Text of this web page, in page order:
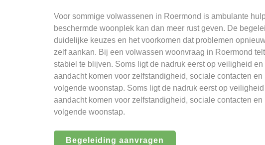
Voor sommige volwassenen in Roermond is ambulante
beschermde woonplek kan dan meer rust geven. De
duidelijke keuzes en het voorkomen dat problemen
zelf aankan. Bij een volwassen woonvraag in Roermond
stabiel te blijven. Soms ligt de nadruk eerst op veiligheid
aandacht komen voor zelfstandigheid, sociale contacten
volgende woonstap. Soms ligt de nadruk eerst op
aandacht komen voor zelfstandigheid, sociale contacten
volgende woonstap.
Begeleiding aanvragen